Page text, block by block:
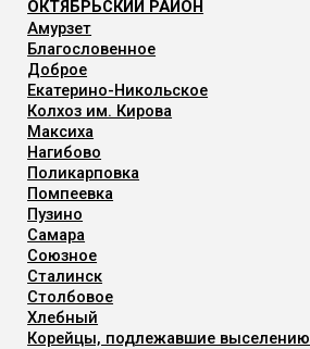
ОКТЯБРЬСКИЙ РАЙОН
Амурзет
Благословенное
Доброе
Екатерино-Никольское
Колхоз им. Кирова
Максиха
Нагибово
Поликарповка
Помпеевка
Пузино
Самара
Союзное
Сталинск
Столбовое
Хлебный
Корейцы, подлежавшие выселению